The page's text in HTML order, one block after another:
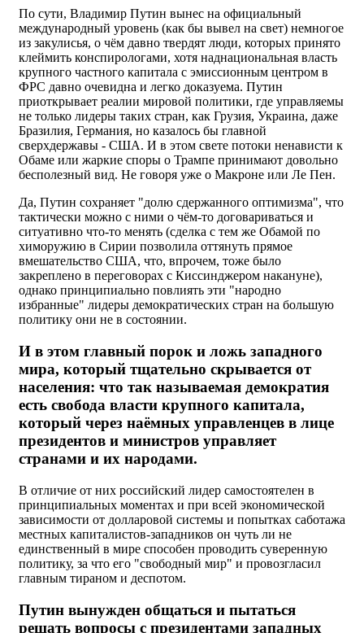
По сути, Владимир Путин вынес на официальный
международный уровень (как бы вывел на свет) немногое
из закулисья, о чём давно твердят люди, которых принято
клеймить конспирологами, хотя наднациональная власть
крупного частного капитала с эмиссионным центром в
ФРС давно очевидна и легко доказуема. Путин
приоткрывает реалии мировой политики, где управляемы
не только лидеры таких стран, как Грузия, Украина, даже
Бразилия, Германия, но казалось бы главной
сверхдержавы - США. И в этом свете потоки ненависти к
Обаме или жаркие споры о Трампе принимают довольно
бесполезный вид. Не говоря уже о Макроне или Ле Пен.
Да, Путин сохраняет "долю сдержанного оптимизма", что
тактически можно с ними о чём-то договариваться и
ситуативно что-то менять (сделка с тем же Обамой по
химоружию в Сирии позволила оттянуть прямое
вмешательство США, что, впрочем, тоже было
закреплено в переговорах с Киссинджером накануне),
однако принципиально повлиять эти "народно
избранные" лидеры демократических стран на большую
политику они не в состоянии.
И в этом главный порок и ложь западного
мира, который тщательно скрывается от
населения: что так называемая демократия
есть свобода власти крупного капитала,
который через наёмных управленцев в лице
президентов и министров управляет
странами и их народами.
В отличие от них российский лидер самостоятелен в
принципиальных моментах и при всей экономической
зависимости от долларовой системы и попытках саботажа
местных капиталистов-западников он чуть ли не
единственный в мире способен проводить суверенную
политику, за что его "свободный мир" и провозгласил
главным тираном и деспотом.
Путин вынужден общаться и пытаться
решать вопросы с президентами западных